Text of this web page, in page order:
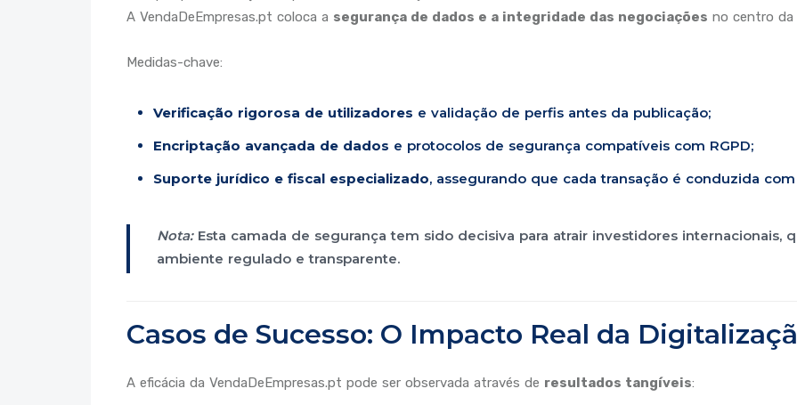
A VendaDeEmpresas.pt coloca a segurança de dados e a integridade das negociações no centro da
Medidas-chave:
Verificação rigorosa de utilizadores e validação de perfis antes da publicação;
Encriptação avançada de dados e protocolos de segurança compatíveis com RGPD;
Suporte jurídico e fiscal especializado, assegurando que cada transação é conduzida
Nota:Esta camada de segurança tem sido decisiva para atrair investidores internacionais,
ambiente regulado e transparente.
Casos de Sucesso: O Impacto Real da
A eficácia da VendaDeEmpresas.pt pode ser observada através de resultados tangíveis: